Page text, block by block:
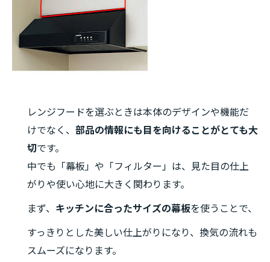
レンジフードを選ぶときは本体のデザインや機能だ
けでなく、 部品の情報にも目を向けることがとても大
切です。
中でも「幕板」や「フィルター」は、見た目の仕上
がりや使い心地に大きく関わります。
まず、 キッチンに合ったサイズの幕板を使うことで、
すっきりとした美しい仕上がりになり、換気の流れも
スムーズになります。